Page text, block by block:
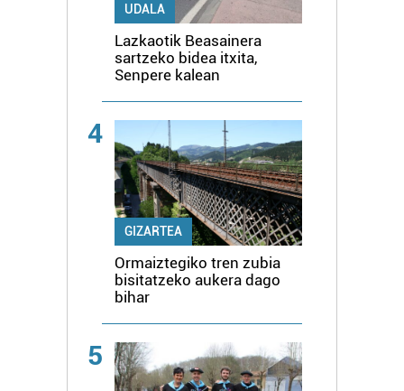
UDALA
Lazkaotik Beasainera
sartzeko bidea itxita,
Senpere kalean
4
GIZARTEA
Ormaiztegiko tren zubia
bisitatzeko aukera dago
bihar
5